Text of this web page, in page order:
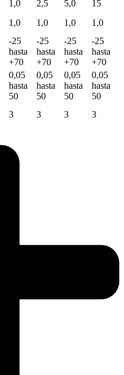
1,0 2,5 5,0
15
1,0 1,0 1,0 1,0
-25
hasta
+70
-25
hasta
+70
-25
hasta
+70
-25
hasta
+70
0,05
hasta
50
0,05
hasta
50
0,05
hasta
50
0,05
hasta
50
3 3 3 3